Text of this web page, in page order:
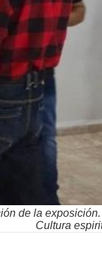
de la
Cultura